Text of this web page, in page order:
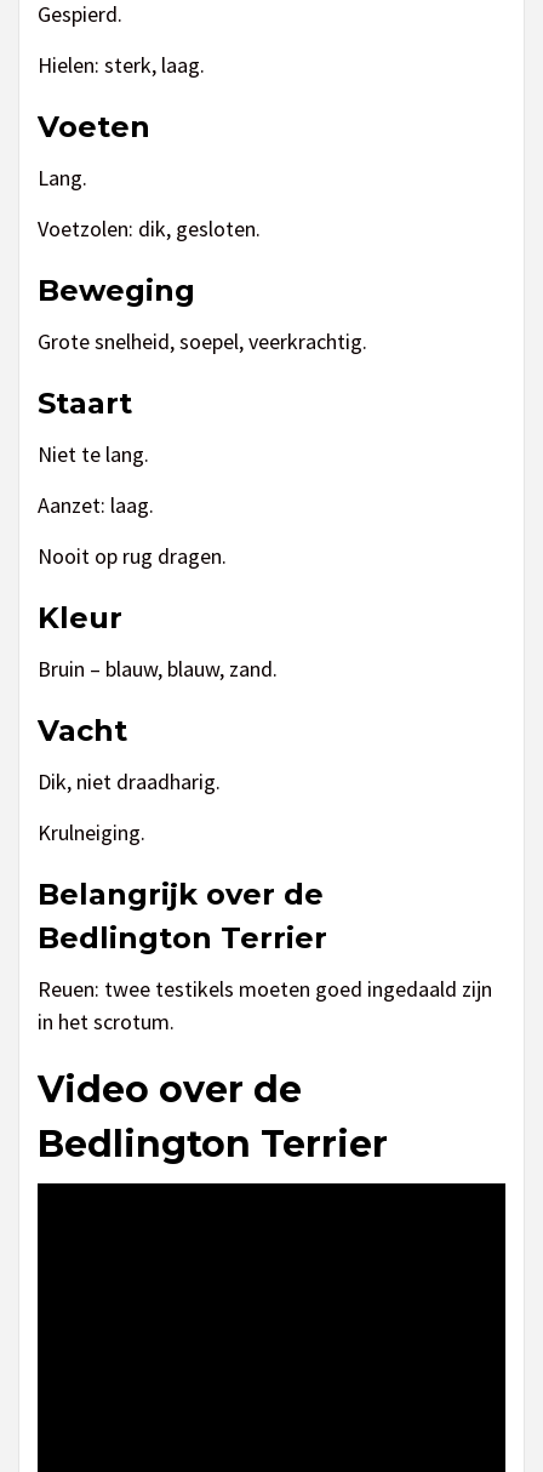
Gespierd.
Hielen: sterk, laag.
Voeten
Lang.
Voetzolen: dik, gesloten.
Beweging
Grote snelheid, soepel, veerkrachtig.
Staart
Niet te lang.
Aanzet: laag.
Nooit op rug dragen.
Kleur
Bruin – blauw, blauw, zand.
Vacht
Dik, niet draadharig.
Krulneiging.
Belangrijk over de
Bedlington Terrier
Reuen: twee testikels moeten goed ingedaald zijn
in het scrotum.
Video over de
Bedlington Terrier